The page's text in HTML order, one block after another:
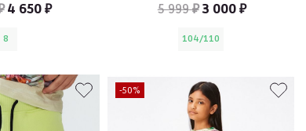
4 650 ₽
8
5 999 ₽3 000 ₽
104/110
-50%